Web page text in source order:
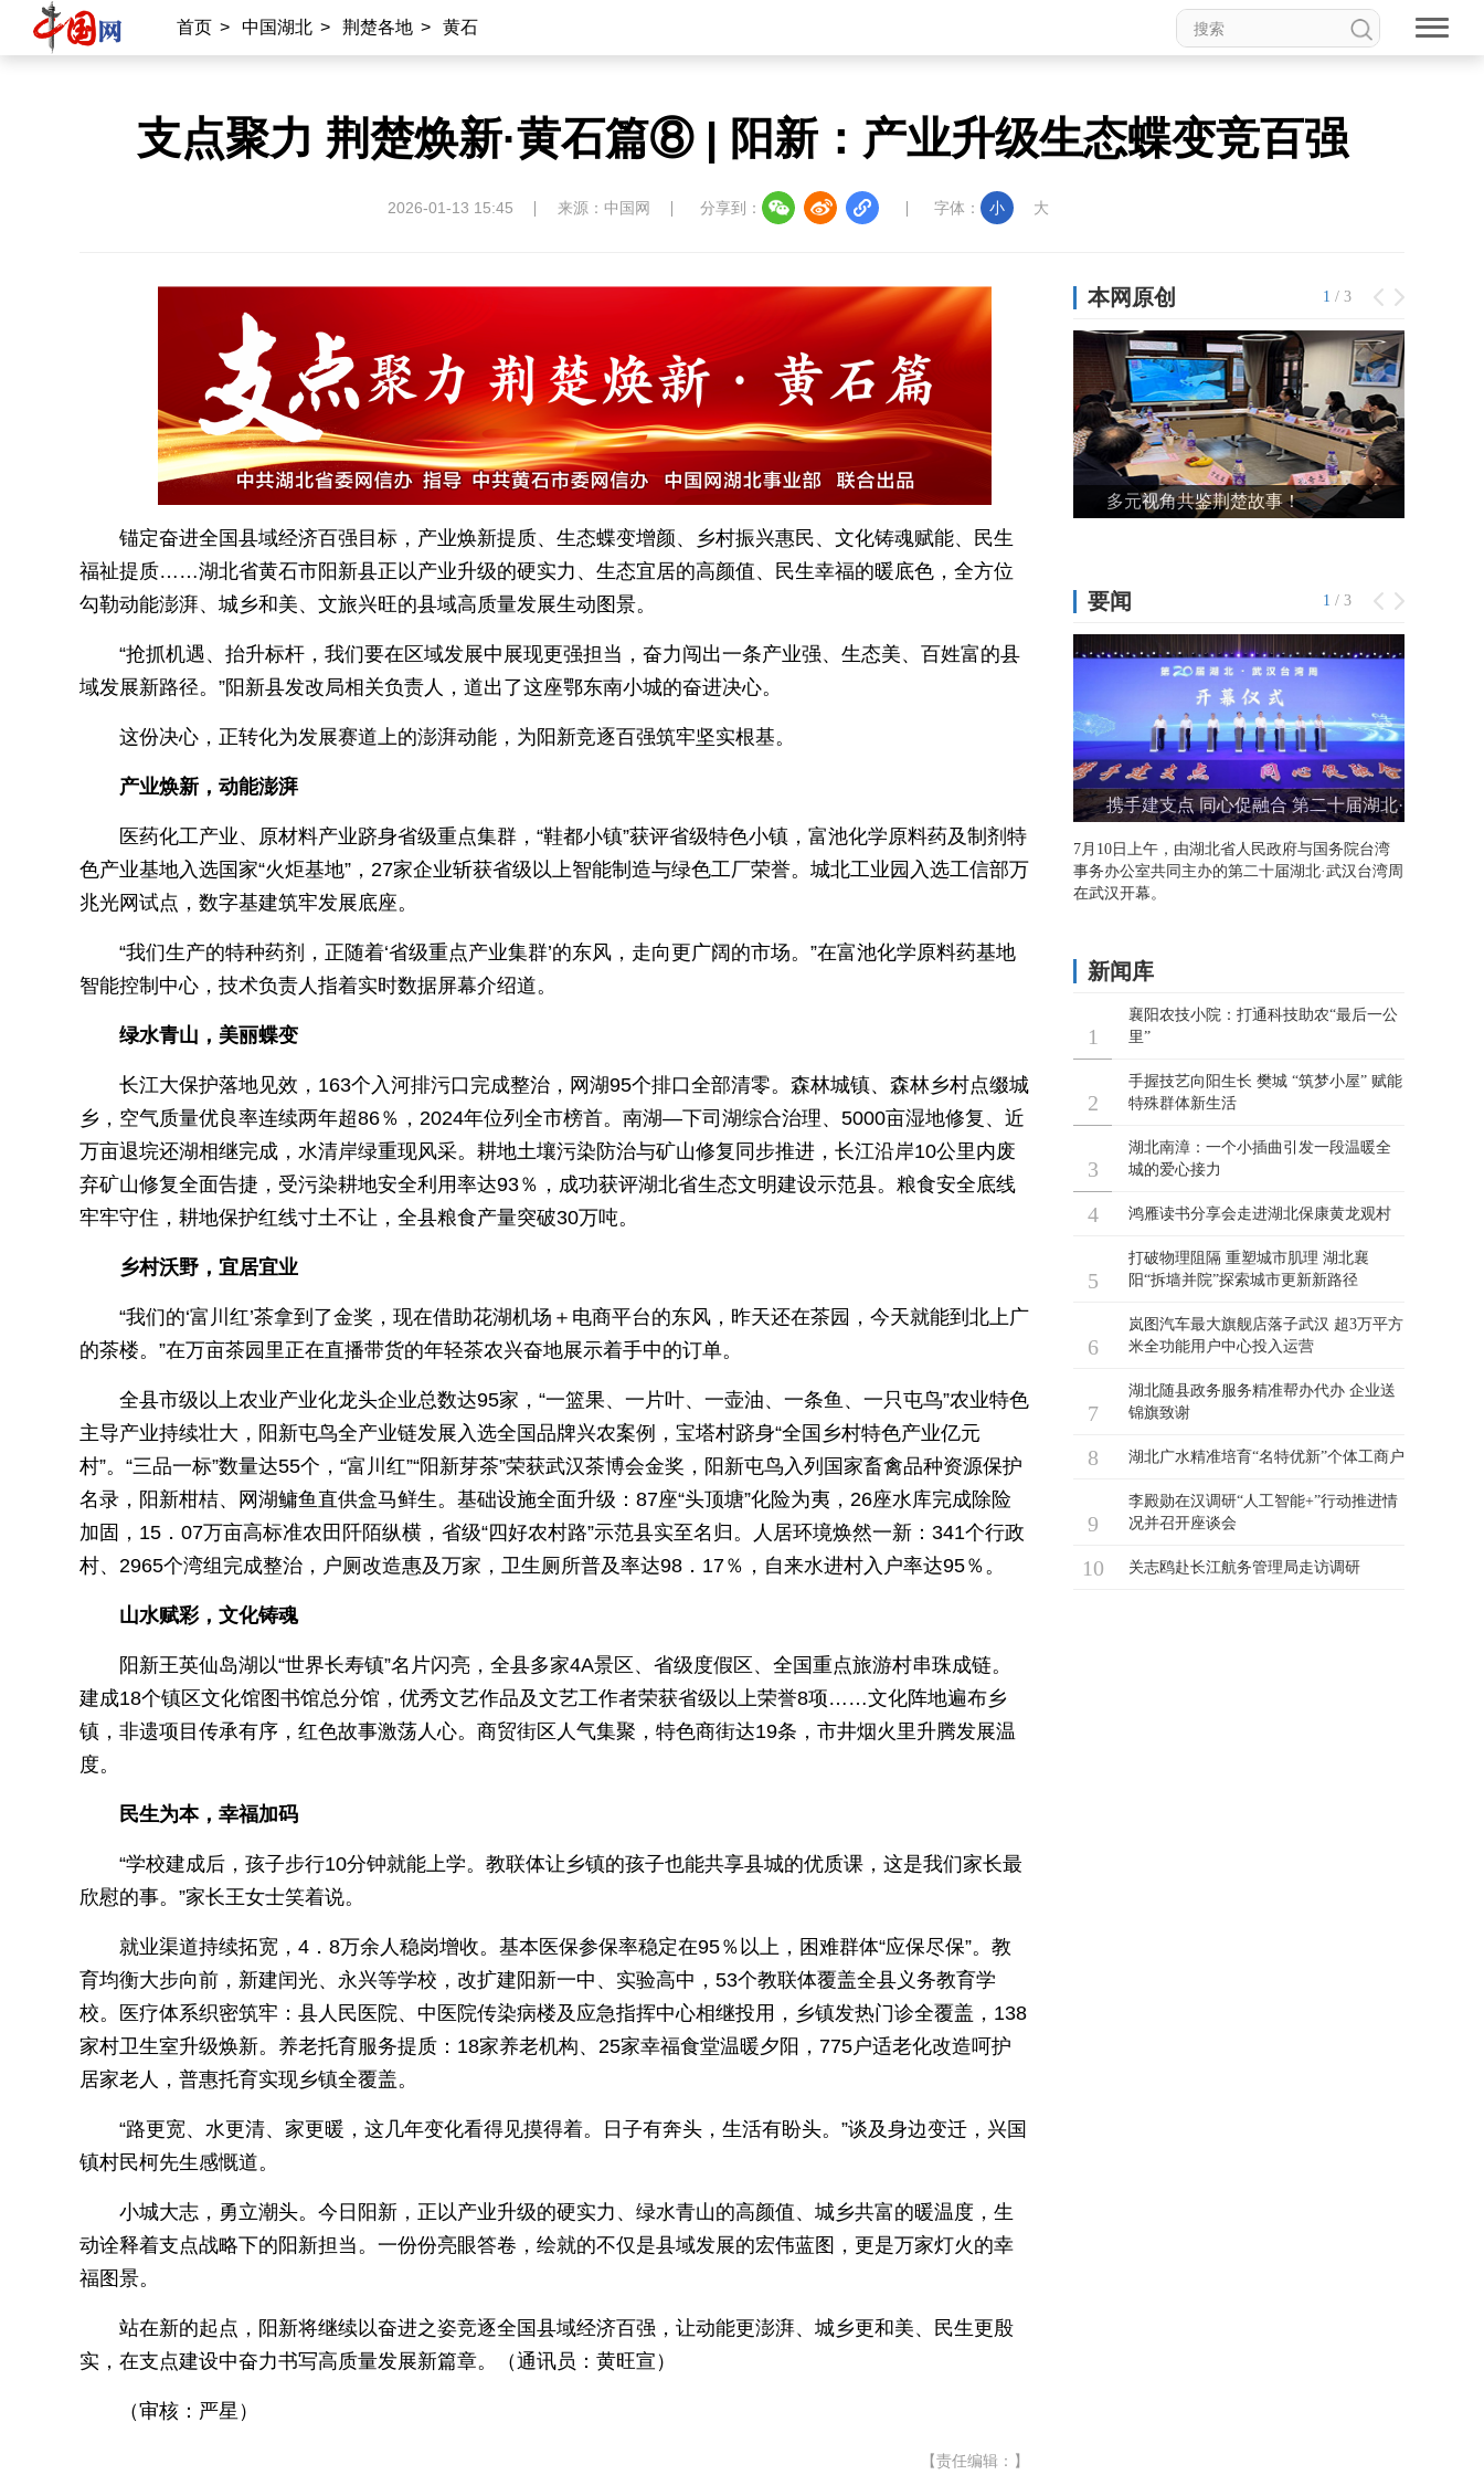
首页 > 中国湖北 > 荆楚各地 > 黄石
支点聚力 荆楚焕新·黄石篇⑧ | 阳新：产业升级生态蝶变竞百强
2026-01-13 15:45 来源：中国网 分享到： 字体： 小 大
锚定奋进全国县域经济百强目标，产业焕新提质、生态蝶变增颜、乡村振兴惠民、文化铸魂赋能、民生
福祉提质……湖北省黄石市阳新县正以产业升级的硬实力、生态宜居的高颜值、民生幸福的暖底色，全方位
勾勒动能澎湃、城乡和美、文旅兴旺的县域高质量发展生动图景。
“抢抓机遇、抬升标杆，我们要在区域发展中展现更强担当，奋力闯出一条产业强、生态美、百姓富的县
域发展新路径。”阳新县发改局相关负责人，道出了这座鄂东南小城的奋进决心。
这份决心，正转化为发展赛道上的澎湃动能，为阳新竞逐百强筑牢坚实根基。
产业焕新，动能澎湃
医药化工产业、原材料产业跻身省级重点集群，“鞋都小镇”获评省级特色小镇，富池化学原料药及制剂特
色产业基地入选国家“火炬基地”，27家企业斩获省级以上智能制造与绿色工厂荣誉。城北工业园入选工信部万
兆光网试点，数字基建筑牢发展底座。
“我们生产的特种药剂，正随着‘省级重点产业集群’的东风，走向更广阔的市场。”在富池化学原料药基地
智能控制中心，技术负责人指着实时数据屏幕介绍道。
绿水青山，美丽蝶变
长江大保护落地见效，163个入河排污口完成整治，网湖95个排口全部清零。森林城镇、森林乡村点缀城
乡，空气质量优良率连续两年超86％，2024年位列全市榜首。南湖—下司湖综合治理、5000亩湿地修复、近
万亩退垸还湖相继完成，水清岸绿重现风采。耕地土壤污染防治与矿山修复同步推进，长江沿岸10公里内废
弃矿山修复全面告捷，受污染耕地安全利用率达93％，成功获评湖北省生态文明建设示范县。粮食安全底线
牢牢守住，耕地保护红线寸土不让，全县粮食产量突破30万吨。
乡村沃野，宜居宜业
“我们的‘富川红’茶拿到了金奖，现在借助花湖机场＋电商平台的东风，昨天还在茶园，今天就能到北上广
的茶楼。”在万亩茶园里正在直播带货的年轻茶农兴奋地展示着手中的订单。
全县市级以上农业产业化龙头企业总数达95家，“一篮果、一片叶、一壶油、一条鱼、一只屯鸟”农业特色
主导产业持续壮大，阳新屯鸟全产业链发展入选全国品牌兴农案例，宝塔村跻身“全国乡村特色产业亿元
村”。“三品一标”数量达55个，“富川红”“阳新芽茶”荣获武汉茶博会金奖，阳新屯鸟入列国家畜禽品种资源保护
名录，阳新柑桔、网湖鳙鱼直供盒马鲜生。基础设施全面升级：87座“头顶塘”化险为夷，26座水库完成除险
加固，15．07万亩高标准农田阡陌纵横，省级“四好农村路”示范县实至名归。人居环境焕然一新：341个行政
村、2965个湾组完成整治，户厕改造惠及万家，卫生厕所普及率达98．17％，自来水进村入户率达95％。
山水赋彩，文化铸魂
阳新王英仙岛湖以“世界长寿镇”名片闪亮，全县多家4A景区、省级度假区、全国重点旅游村串珠成链。
建成18个镇区文化馆图书馆总分馆，优秀文艺作品及文艺工作者荣获省级以上荣誉8项……文化阵地遍布乡
镇，非遗项目传承有序，红色故事激荡人心。商贸街区人气集聚，特色商街达19条，市井烟火里升腾发展温
度。
民生为本，幸福加码
“学校建成后，孩子步行10分钟就能上学。教联体让乡镇的孩子也能共享县城的优质课，这是我们家长最
欣慰的事。”家长王女士笑着说。
就业渠道持续拓宽，4．8万余人稳岗增收。基本医保参保率稳定在95％以上，困难群体“应保尽保”。教
育均衡大步向前，新建闰光、永兴等学校，改扩建阳新一中、实验高中，53个教联体覆盖全县义务教育学
校。医疗体系织密筑牢：县人民医院、中医院传染病楼及应急指挥中心相继投用，乡镇发热门诊全覆盖，138
家村卫生室升级焕新。养老托育服务提质：18家养老机构、25家幸福食堂温暖夕阳，775户适老化改造呵护
居家老人，普惠托育实现乡镇全覆盖。
“路更宽、水更清、家更暖，这几年变化看得见摸得着。日子有奔头，生活有盼头。”谈及身边变迁，兴国
镇村民柯先生感慨道。
小城大志，勇立潮头。今日阳新，正以产业升级的硬实力、绿水青山的高颜值、城乡共富的暖温度，生
动诠释着支点战略下的阳新担当。一份份亮眼答卷，绘就的不仅是县域发展的宏伟蓝图，更是万家灯火的幸
福图景。
站在新的起点，阳新将继续以奋进之姿竞逐全国县域经济百强，让动能更澎湃、城乡更和美、民生更殷
实，在支点建设中奋力书写高质量发展新篇章。（通讯员：黄旺宣）
（审核：严星）
【责任编辑：】